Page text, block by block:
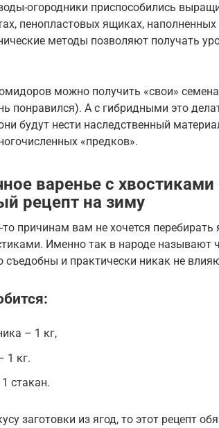
огородники приспособились
пенопластовых ящиках,
методы позволяют получать
можно получить «свои»
понравился). А с гибридными это
будут нести наследственный
«предков».
варенье с хвостиками
рецепт на зиму
причинам вам не хочется
Именно так в народе называют
съедобны и практически никак не
– 1 кг,
1 кг.
стакан.
заготовки из ягод, то этот рецепт